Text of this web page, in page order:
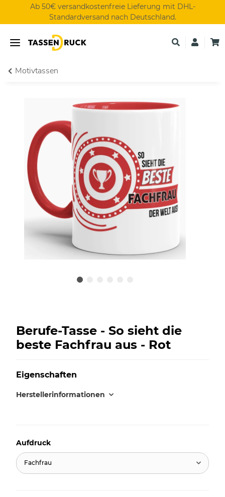
Ab 50€ versandkostenfreie Lieferung mit DHL-
Standardversand nach Deutschland.
Motivtassen
Berufe-Tasse - So sieht die
beste Fachfrau aus - Rot
Eigenschaften
Herstellerinformationen
Aufdruck
Fachfrau